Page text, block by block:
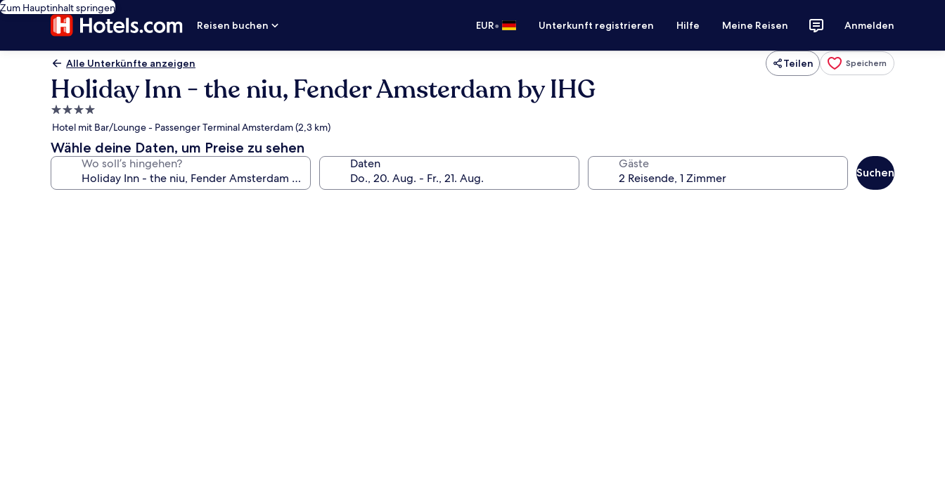
Zum Hauptinhalt springen
Reisen buchen
EUR• Unterkunft registrieren Hilfe Meine Reisen Anmelden
Alle Unterkünfte anzeigen Teilen Speichern
Holiday Inn - the niu, Fender Amsterdam by IHG
4.0-
Sterne-
Unterkunft
Hotel mit Bar/Lounge - Passenger Terminal Amsterdam (2,3 km)
Wähle deine Daten, um Preise zu sehen
Wo soll’s hingehen? Daten Gäste
Suchen